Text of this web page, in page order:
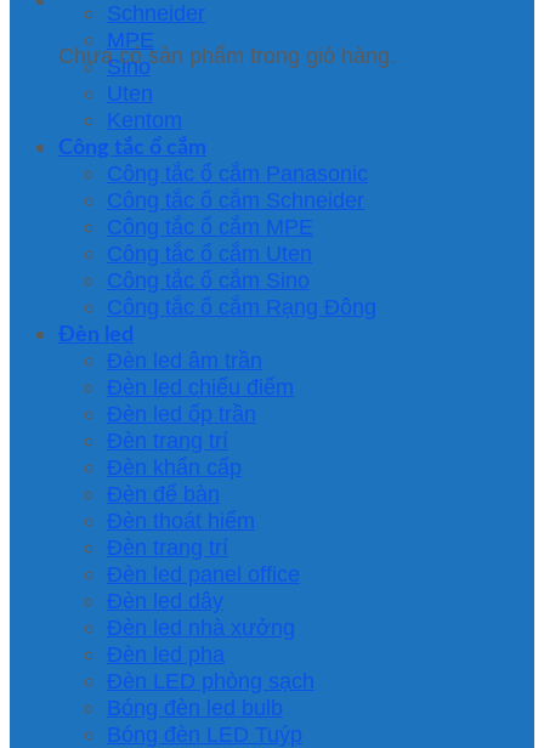
Chưa có sản phẩm trong giỏ hàng.
Schneider
MPE
Sino
Uten
Kentom
Công tắc ổ cắm
Công tắc ổ cắm Panasonic
Công tắc ổ cắm Schneider
Công tắc ổ cắm MPE
Công tắc ổ cắm Uten
Công tắc ổ cắm Sino
Công tắc ổ cắm Rạng Đông
Đèn led
Đèn led âm trần
Đèn led chiếu điểm
Đèn led ốp trần
Đèn trang trí
Đèn khẩn cấp
Đèn để bàn
Đèn thoát hiểm
Đèn trang trí
Đèn led panel office
Đèn led dây
Đèn led nhà xưởng
Đèn led pha
Đèn LED phòng sạch
Bóng đèn led bulb
Bóng đèn LED Tuýp